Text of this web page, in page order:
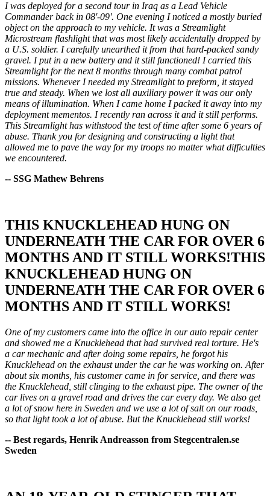
I was deployed for a second tour in Iraq as a Lead Vehicle
Commander back in 08'-09'. One evening I noticed a mostly buried
object on the approach to my vehicle. It was a Streamlight
Microstream flashlight that was most likely accidentally dropped by
a U.S. soldier. I carefully unearthed it from that hard-packed sandy
gravel. I put in a new battery and it still functioned! I carried this
Streamlight for the next 8 months through many combat patrol
missions. Whenever I needed my Streamlight to preform, it stayed
true and steady. When we lost all auxiliary power it was our only
means of illumination. When I came home I packed it away into my
deployment mementos. I recently ran across it and it still performs.
This Streamlight has withstood the test of time after some 6 years of
abuse. Thank you for designing and constructing a light that
allowed me to pave the way for my troops no matter what difficulties
we encountered.
-- SSG Mathew Behrens
THIS KNUCKLEHEAD HUNG ON
UNDERNEATH THE CAR FOR OVER 6
MONTHS AND IT STILL WORKS!THIS
KNUCKLEHEAD HUNG ON
UNDERNEATH THE CAR FOR OVER 6
MONTHS AND IT STILL WORKS!
One of my customers came into the office in our auto repair center
and showed me a Knucklehead that had survived real torture. He's
a car mechanic and after doing some repairs, he forgot his
Knucklehead on the exhaust under the car he was working on. After
about six months, his customer came in for service, and there was
the Knucklehead, still clinging to the exhaust pipe. The owner of the
car lives on a gravel road and drives the car every day. We also get
a lot of snow here in Sweden and we use a lot of salt on our roads,
so that light took a lot of abuse. But the Knucklehead still works!
-- Best regards, Henrik Andreasson from Stegcentralen.se
Sweden